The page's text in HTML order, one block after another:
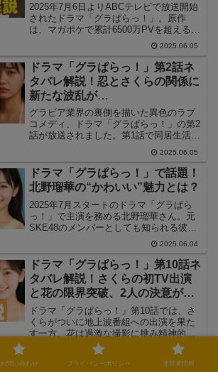
2025年7月6日よりABCテレビで放送開始
されたドラマ「グラぱらっ！」。原作
は、マガポケで累計6500万PVを超える人
気漫画で、グラビア界の裏側を描いたち
ょっぴりエッチなラブコメディです。第1
話では、駆け出しのグラビアアイドル・
葛木さくら（北野瑠華）と、夢破れた冴
えない男・隅田忍の出会いから同居生活
が始まります。二人の関係性や、グラビ
ア業界の闇が描かれ、物語は波乱の幕開
けとなります。本記事では、ドラマ「グ
ラぱらっ！」第1話のネタバレを含むあら
すじや見どころを詳しく解説します。
2025.06.05
ドラマ「グラぱらっ！」第2話ネ
タバレ解説！忍とさくらの関係に
新たな波乱が…
グラビア業界の裏側を描いた異色のラブ
コメディ、ドラマ「グラぱらっ！」の第2
話が放送されました。第1話で同居生活を
始めた葛木さくらと隅田忍の関係は、早
くも新たな局面を迎えます。今回は、過
激な動画撮影、芸能界の誘惑、そしてさ
くらのライバルの登場と、波乱の展開が
盛りだくさん。第2話の見どころとストー
リーをネタバレ込みで詳しく解説しま
す。
2025.06.05
ドラマ「グラぱらっ！」で話題！
北野瑠華の“かわいい”魅力とは？
2025年7月スタートのドラマ「グラぱら
っ！」で主演を務める北野瑠華さん。元
SKE48のメンバーとしても知られる彼女
が、地上波連続ドラマでついに主演を果
たし、ファンの間で「かわいすぎる」と
話題になっています。この記事では、ド
ラマでの北野瑠華さんの魅力に迫りつ
つ、彼女のかわいさが際立つ理由をたっ
ぷりご紹介します。
2025.06.04
ドラマ「グラぱらっ！」第10話ネ
タバレ解説！さくらの初TV出演
と花の限界突破、2人の決意が交
差する
ドラマ「グラぱらっ！」第10話では、さ
くらがついに地上波番組への出演を果た
す一方、花は過激な撮影に挑み精神的な
極限に直面します。夢を掴みかけた少女
たちが、それでもなお苦悩しながら前進
していく姿が胸を打つ展開に。本記事で
2025.06.06
お問い合わせ プライバシーポリシー 運営者情報